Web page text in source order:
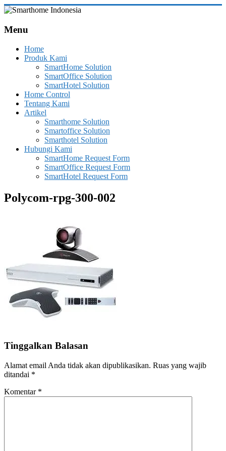
Skip
content
Indonesia
Leading
System
Consultant
Home,
Office
Automation
Menu
Home
Produk Kami
SmartHome Solution
SmartOffice Solution
SmartHotel Solution
Home Control
Tentang Kami
Artikel
Smarthome Solution
Smartoffice Solution
Smarthotel Solution
Hubungi Kami
SmartHome Request Form
SmartOffice Request Form
SmartHotel Request Form
Polycom-rpg-300-002
Tinggalkan Balasan
Alamat email Anda tidak akan dipublikasikan. Ruas yang wajib
ditandai *
Komentar *